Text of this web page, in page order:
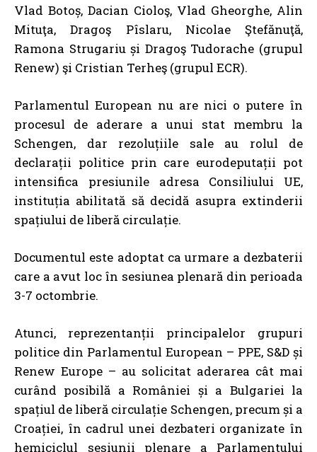
Vlad Botoș, Dacian Cioloş, Vlad Gheorghe, Alin
Mituţa, Dragoş Pîslaru, Nicolae Ştefănuţă,
Ramona Strugariu și Dragoş Tudorache (grupul
Renew) şi Cristian Terheş (grupul ECR).
Parlamentul European nu are nici o putere în
procesul de aderare a unui stat membru la
Schengen, dar rezoluțiile sale au rolul de
declarații politice prin care eurodeputații pot
intensifica presiunile adresa Consiliului UE,
instituția abilitată să decidă asupra extinderii
spațiului de liberă circulație.
Documentul este adoptat ca urmare a dezbaterii
care a avut loc în sesiunea plenară din perioada
3-7 octombrie.
Atunci, reprezentanții principalelor grupuri
politice din Parlamentul European – PPE, S&D și
Renew Europe – au solicitat aderarea cât mai
curând posibilă a României și a Bulgariei la
spațiul de liberă circulație Schengen, precum și a
Croației, în cadrul unei dezbateri organizate în
hemiciclul sesiunii plenare a Parlamentului